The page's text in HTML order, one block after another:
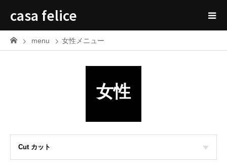
casa felice
menu 女性メニュー
女性
Cut カット